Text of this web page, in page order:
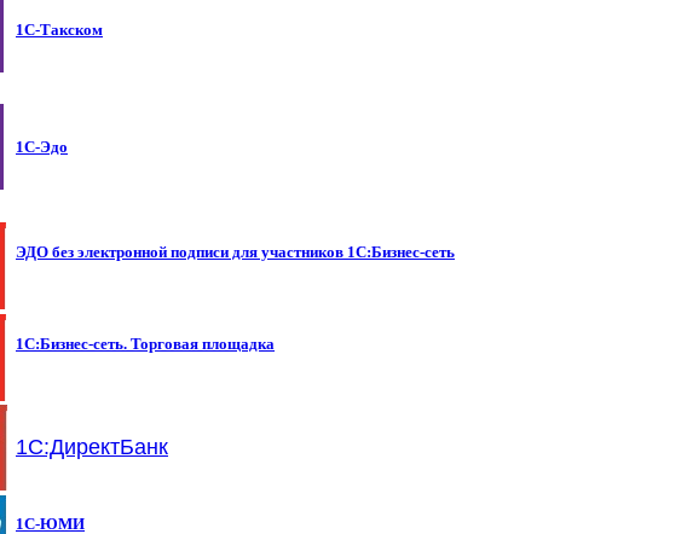
1С-Такском
1С-Эдо
ЭДО без электронной подписи для участников 1С:Бизнес-сеть
1С:Бизнес-сеть. Торговая площадка
1С:ДиректБанк
1C-ЮМИ